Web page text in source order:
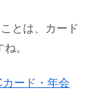
とは、カード
。
ード・年会